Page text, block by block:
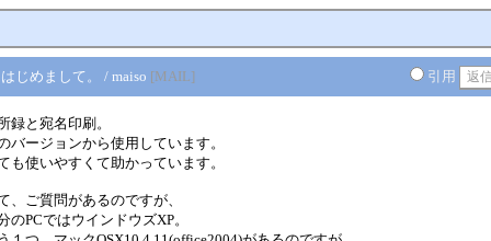
じめまして。 / maiso [MAIL] 引用
録と宛名印刷。
バージョンから使用しています。
も使いやすくて助かっています。
、ご質問があるのですが、
のPCではウインドウズXP。